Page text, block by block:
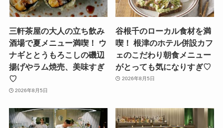
三軒茶屋の大人の立ち飲み
酒場で夏メニュー満喫！ ウ
ナギととうもろこしの磯辺
揚げやラム焼売、美味すぎ
♡
2026年8月5日
谷根千のローカル食材を満
喫！ 根津のホテル併設カフ
ェのこだわり朝食メニュー
がとっても気になりすぎ♡
2026年8月5日